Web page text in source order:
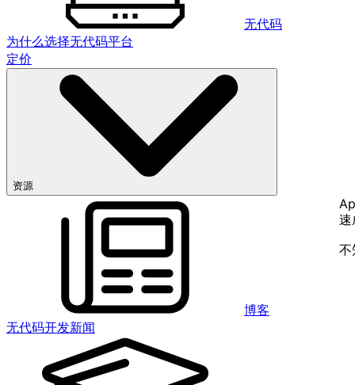
无代码
为什么选择无代码平台
定价
资源
博客
无代码开发新闻
速
不